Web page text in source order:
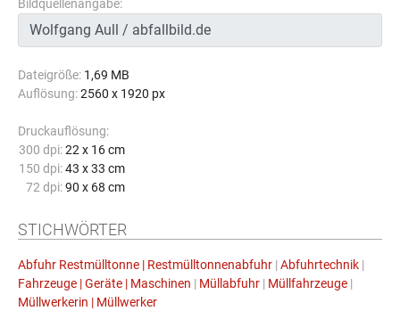
Bildquellenangabe:
Dateigröße: 1,69 MB
Auflösung:2560 x 1920 px
Druckauflösung:
300 dpi: 22 x 16 cm
150 dpi: 43 x 33 cm
72 dpi: 90 x 68 cm
STICHWÖRTER
Abfuhr Restmülltonne | Restmülltonnenabfuhr | Abfuhrtechnik |
Fahrzeuge | Geräte | Maschinen | Müllabfuhr | Müllfahrzeuge |
Müllwerkerin | Müllwerker